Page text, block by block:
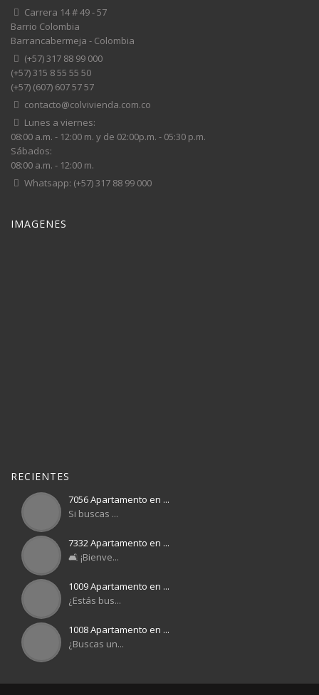
Carrera 14 # 49 - 57
Barrio Colombia
Barrancabermeja - Colombia
(+57) 317 88 99 000
(+57) 315 8 55 55 50
(+57) (607) 607 57 57
contacto@colvivienda.com.co
Lunes a viernes:
08:00 a.m. - 12:00 m. y de 02:00p.m. - 05:30 p.m.
Sábados:
08:00 a.m. - 12:00 m.
Whatsapp: (+57) 317 88 99 000
IMAGENES
RECIENTES
7056 Apartamento en ...
Si buscas ...
7332 Apartamento en ...
🛋️ ¡Bienve...
1009 Apartamento en ...
¿Estás bus...
1008 Apartamento en ...
¿Buscas un...